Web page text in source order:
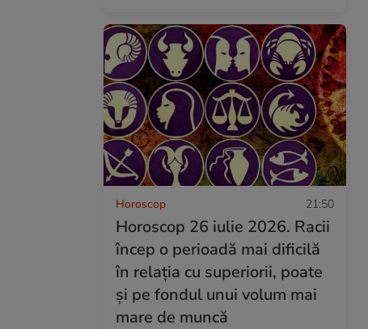
Horoscop 21:50
Horoscop 26 iulie 2026. Racii
încep o perioadă mai dificilă
în relația cu superiorii, poate
și pe fondul unui volum mai
mare de muncă